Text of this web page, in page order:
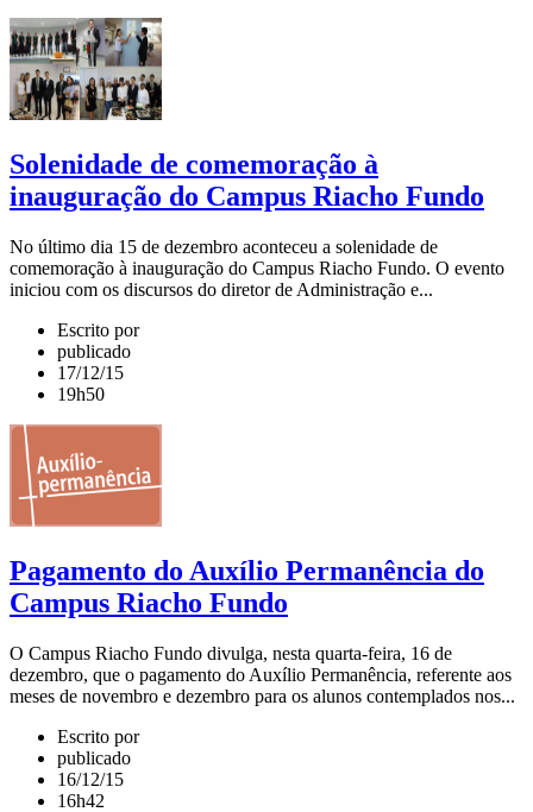
Solenidade de comemoração à
inauguração do Campus Riacho Fundo
No último dia 15 de dezembro aconteceu a solenidade de
comemoração à inauguração do Campus Riacho Fundo. O evento
iniciou com os discursos do diretor de Administração e...
Escrito por
publicado
17/12/15
19h50
Pagamento do Auxílio Permanência do
Campus Riacho Fundo
O Campus Riacho Fundo divulga, nesta quarta-feira, 16 de
dezembro, que o pagamento do Auxílio Permanência, referente aos
meses de novembro e dezembro para os alunos contemplados nos...
Escrito por
publicado
16/12/15
16h42